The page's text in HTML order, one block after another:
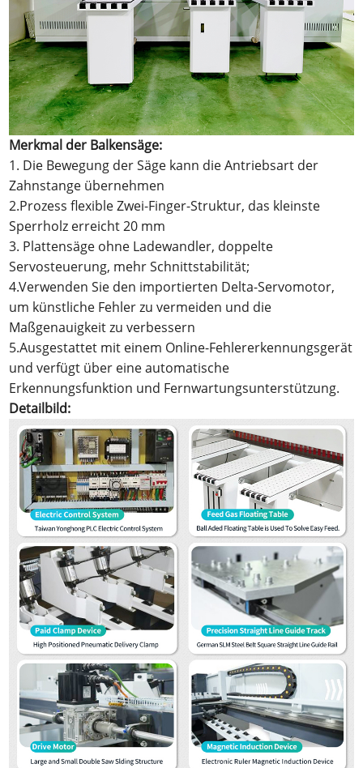
Merkmal der Balkensäge:
1. Die Bewegung der Säge kann die Antriebsart der
Zahnstange übernehmen
2.Prozess flexible Zwei-Finger-Struktur, das kleinste
Sperrholz erreicht 20 mm
3. Plattensäge ohne Ladewandler, doppelte
Servosteuerung, mehr Schnittstabilität;
4.Verwenden Sie den importierten Delta-Servomotor,
um künstliche Fehler zu vermeiden und die
Maßgenauigkeit zu verbessern
5.Ausgestattet mit einem Online-Fehlererkennungsgerät
und verfügt über eine automatische
Erkennungsfunktion und Fernwartungsunterstützung.
Detailbild: